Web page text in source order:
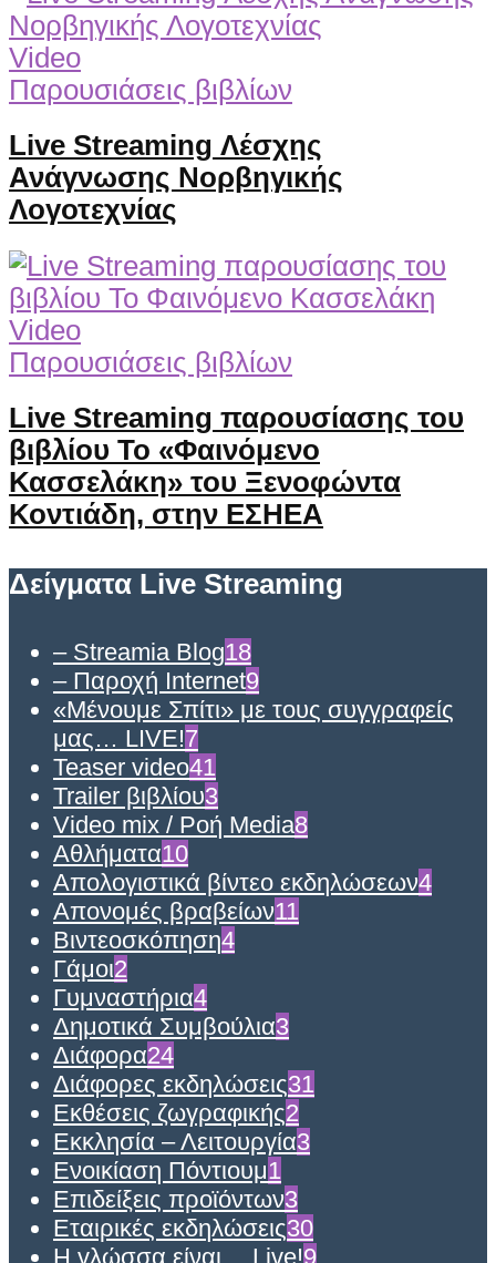
Video
Παρουσιάσεις βιβλίων
Live Streaming Λέσχης
Ανάγνωσης Νορβηγικής
Λογοτεχνίας
Video
Παρουσιάσεις βιβλίων
Live Streaming παρουσίασης του
βιβλίου Το «Φαινόμενο
Κασσελάκη» του Ξενοφώντα
Κοντιάδη, στην ΕΣΗΕΑ
Δείγματα Live Streaming
– Streamia Blog18
– Παροχή Internet9
«Μένουμε Σπίτι» με τους συγγραφείς
μας… LIVE!7
Teaser video41
Trailer βιβλίου3
Video mix / Ροή Media8
Αθλήματα10
Απολογιστικά βίντεο εκδηλώσεων4
Απονομές βραβείων11
Βιντεοσκόπηση4
Γάμοι2
Γυμναστήρια4
Δημοτικά Συμβούλια3
Διάφορα24
Διάφορες εκδηλώσεις31
Εκθέσεις ζωγραφικής2
Εκκλησία – Λειτουργία3
Ενοικίαση Πόντιουμ1
Επιδείξεις προϊόντων3
Εταιρικές εκδηλώσεις30
Η γλώσσα είναι… Live!9